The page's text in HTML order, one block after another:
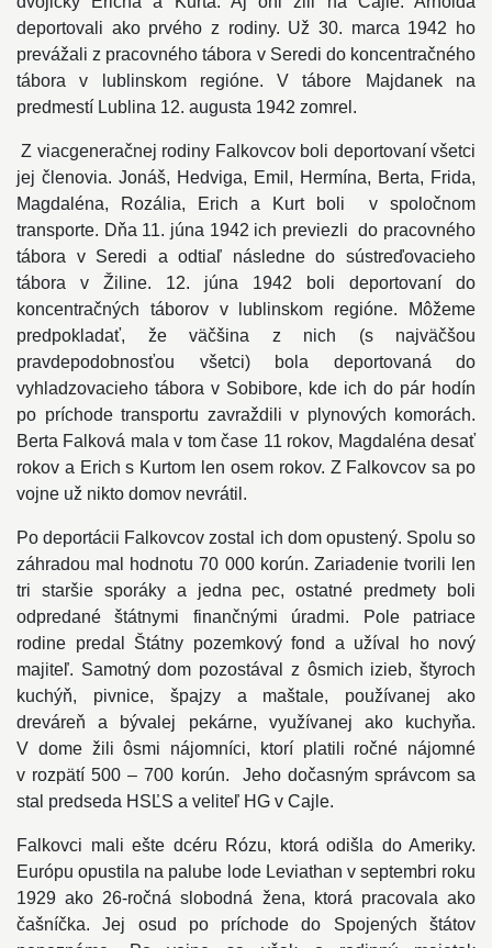
deportovali ako prvého z rodiny. Už 30. marca 1942 ho
prevážali z pracovného tábora v Seredi do koncentračného
tábora v lublinskom regióne. V tábore Majdanek na
predmestí Lublina 12. augusta 1942 zomrel.
Z viacgeneračnej rodiny Falkovcov boli deportovaní všetci
jej členovia. Jonáš, Hedviga, Emil, Hermína, Berta, Frida,
Magdaléna, Rozália, Erich a Kurt boli v spoločnom
transporte. Dňa 11. júna 1942 ich previezli do pracovného
tábora v Seredi a odtiaľ následne do sústreďovacieho
tábora v Žiline. 12. júna 1942 boli deportovaní do
koncentračných táborov v lublinskom regióne. Môžeme
predpokladať, že väčšina z nich (s najväčšou
pravdepodobnosťou všetci) bola deportovaná do
vyhladzovacieho tábora v Sobibore, kde ich do pár hodín
po príchode transportu zavraždili v plynových komorách.
Berta Falková mala v tom čase 11 rokov, Magdaléna desať
rokov a Erich s Kurtom len osem rokov. Z Falkovcov sa po
vojne už nikto domov nevrátil.
Po deportácii Falkovcov zostal ich dom opustený. Spolu so
záhradou mal hodnotu 70 000 korún. Zariadenie tvorili len
tri staršie sporáky a jedna pec, ostatné predmety boli
odpredané štátnymi finančnými úradmi. Pole patriace
rodine predal Štátny pozemkový fond a užíval ho nový
majiteľ. Samotný dom pozostával z ôsmich izieb, štyroch
kuchýň, pivnice, špajzy a maštale, používanej ako
dreváreň a bývalej pekárne, využívanej ako kuchyňa.
V dome žili ôsmi nájomníci, ktorí platili ročné nájomné
v rozpätí 500 – 700 korún. Jeho dočasným správcom sa
stal predseda HSĽS a veliteľ HG v Cajle.
Falkovci mali ešte dcéru Rózu, ktorá odišla do Ameriky.
Európu opustila na palube lode Leviathan v septembri roku
1929 ako 26-ročná slobodná žena, ktorá pracovala ako
čašníčka. Jej osud po príchode do Spojených štátov